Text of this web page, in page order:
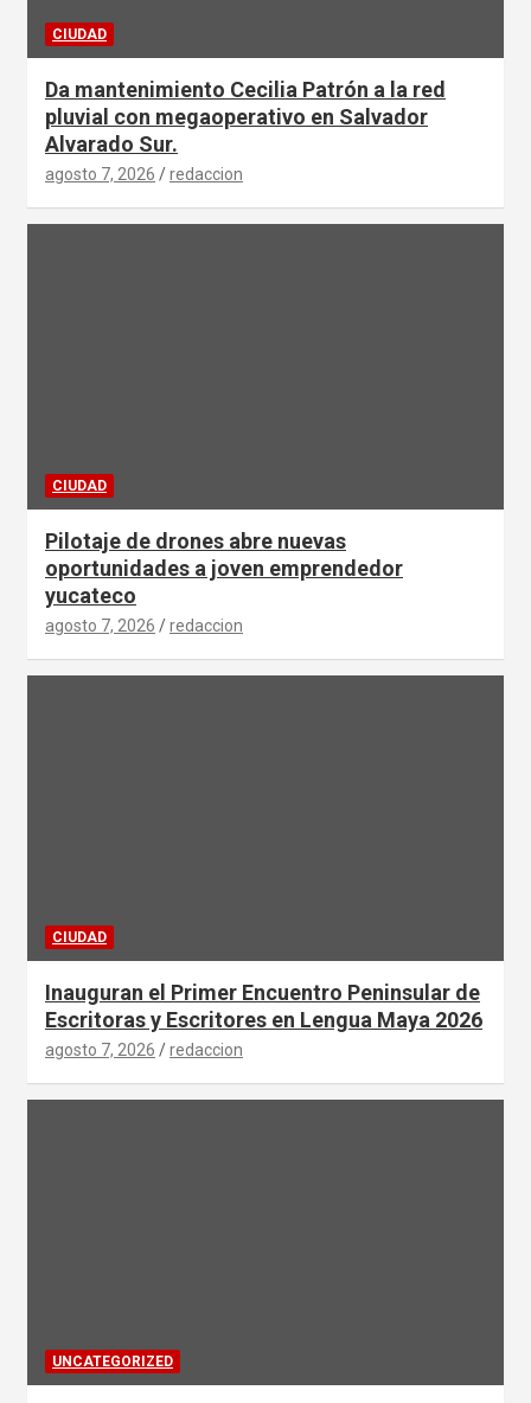
CIUDAD
Da mantenimiento Cecilia Patrón a la red
pluvial con megaoperativo en Salvador
Alvarado Sur.
agosto 7, 2026 redaccion
CIUDAD
Pilotaje de drones abre nuevas
oportunidades a joven emprendedor
yucateco
agosto 7, 2026 redaccion
CIUDAD
Inauguran el Primer Encuentro Peninsular de
Escritoras y Escritores en Lengua Maya 2026
agosto 7, 2026 redaccion
UNCATEGORIZED